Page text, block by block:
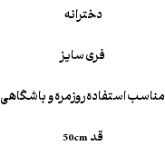
دخترانه
فری سایز
مناسب استفاده روزمره و باشگاهی
قد 50cm